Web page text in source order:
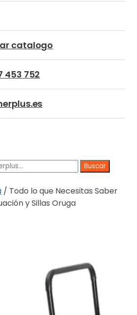
catalogo
453 752
/ Todo lo que Necesitas Saber
y Sillas Oruga